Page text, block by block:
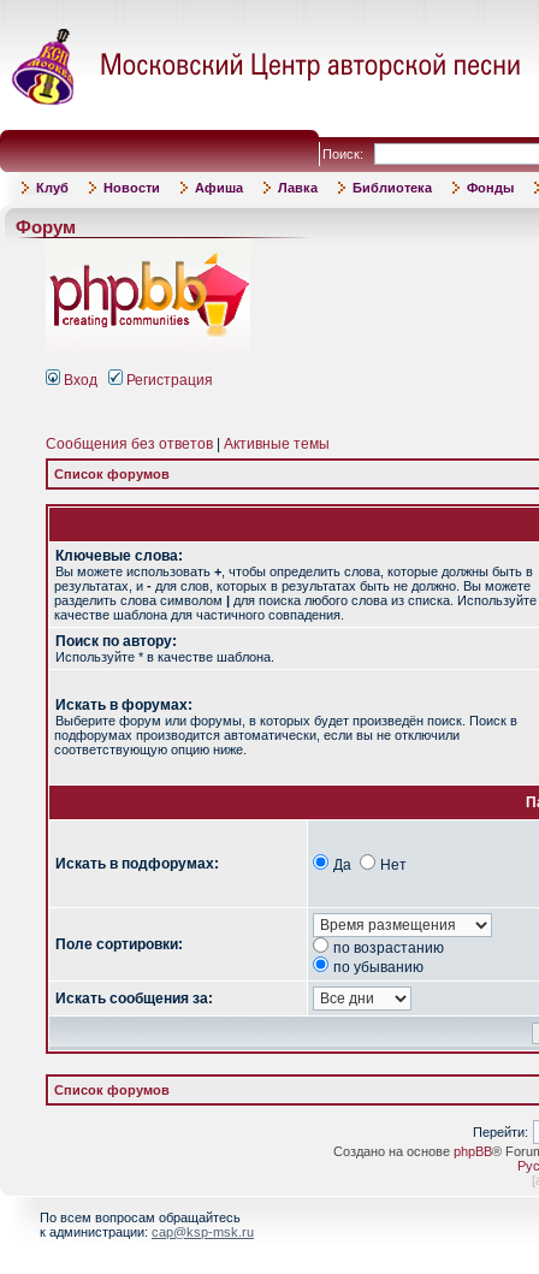
Поиск:
Клуб Новости Афиша Лавка Библиотека Фонды
Форум
Вход Регистрация
Сообщения без ответов Активные темы
Список форумов
Ключевые слова:
Вы можете использовать + , чтобы определить слова, которые должны быть в
результатах, и - для слов, которых в результатах быть не должно. Вы можете
разделить слова символом | для поиска любого слова из списка. Используйте
качестве шаблона для частичного совпадения.
Поиск по автору:
Используйте * в качестве шаблона.
Искать в форумах:
Выберите форум или форумы, в которых будет произведён поиск. Поиск в
подфорумах производится автоматически, если вы не отключили
соответствующую опцию ниже.
Искать в подфорумах: Да Нет
Поле сортировки:
по возрастанию
по убыванию
Искать сообщения за:
Список форумов
Перейти:
Создано на основе phpBB®
[
По всем вопросам обращайтесь
к администрации: cap@ksp-msk.ru